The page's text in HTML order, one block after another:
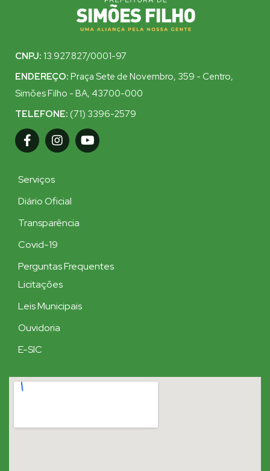
CNPJ: 13.927.827/0001-97
ENDEREÇO: Praça Sete de Novembro, 359 - Centro,
Simões Filho - BA, 43700-000
TELEFONE: (71) 3396-2579
Serviços
Diário Oficial
Transparência
Covid-19
Perguntas Frequentes
Licitações
Leis Municipais
Ouvidoria
E-SIC